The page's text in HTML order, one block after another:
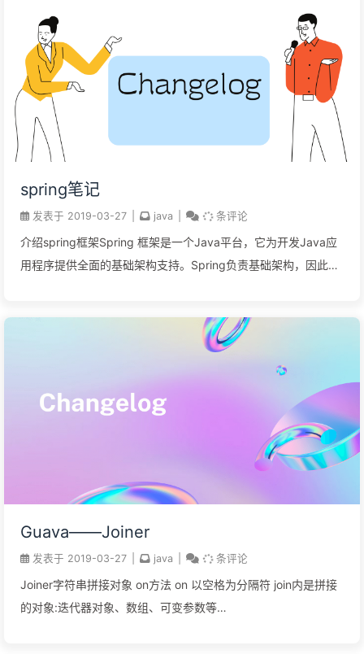
用堆栈方式工作的一段内存区域。当程序被执行时，程序可能会
将其执行的状态加入栈的顶部；当程序结束时，它必须把栈顶的
状态数据弹出（pop）。 硬件堆栈架构层次上的堆栈通常被用以
申请和访问内存。 队列（queue）队列，又称为伫列
（queue），是先进先出（FIFO,...
spring笔记
发表于 2019-03-27 java 条评论
介绍spring框架Spring 框架是一个Java平台，它为开发Java应
用程序提供全面的基础架构支持。Spring负责基础架构，因此您
企业应用服务。此功能适用于Java SE的编程模型，全部的或部
Guava——Joiner
发表于 2019-03-27 java 条评论
Joiner字符串拼接对象 on方法 on 以空格为分隔符 join内是拼接
的对象:迭代器对象、数组、可变参数等